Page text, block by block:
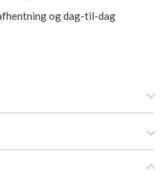
og dag-til-dag